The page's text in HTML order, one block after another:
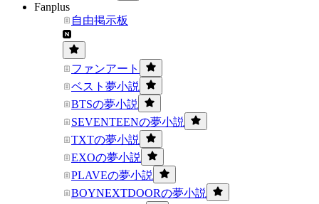
Fanplus
自由掲示板
ファンアート
ベスト夢小説
BTSの夢小説
SEVENTEENの夢小説
TXTの夢小説
EXOの夢小説
PLAVEの夢小説
BOYNEXTDOORの夢小説